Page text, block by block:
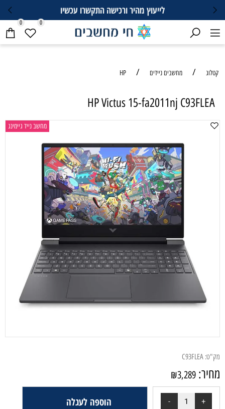
לייעוץ מהיר ורכישה התקשרו עכשיו
0 0
קטלוג / מחשבים ניידים /
HP
HP Victus 15-fa2011nj C93FLEA
מחשב נייד גיימינג
מק"ט: C93FLEA
מחיר: ₪3,289
הוספה לעגלה